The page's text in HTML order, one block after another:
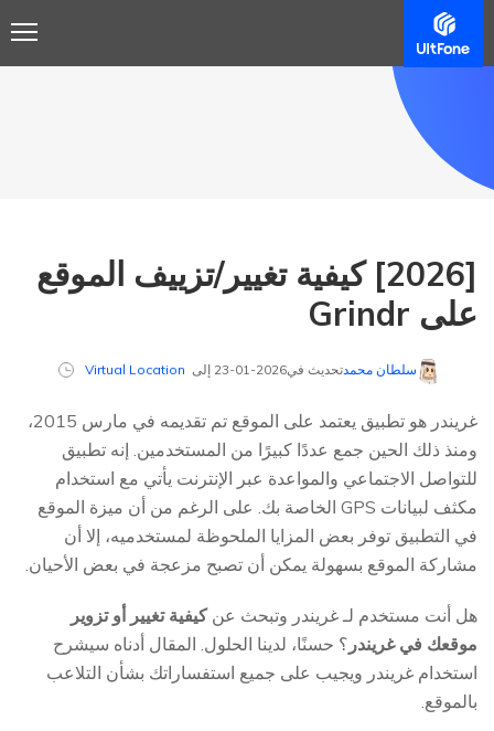
[2026] كيفية تغيير/تزييف الموقع
على Grindr
سلطان محمدتحديث في2026-01-23 إلى Virtual Location
غريندر هو تطبيق يعتمد على الموقع تم تقديمه في مارس 2015،
ومنذ ذلك الحين جمع عددًا كبيرًا من المستخدمين. إنه تطبيق
للتواصل الاجتماعي والمواعدة عبر الإنترنت يأتي مع استخدام
مكثف لبيانات GPS الخاصة بك. على الرغم من أن ميزة الموقع
في التطبيق توفر بعض المزايا الملحوظة لمستخدميه، إلا أن
مشاركة الموقع بسهولة يمكن أن تصبح مزعجة في بعض الأحيان.
هل أنت مستخدم لـ غريندر وتبحث عنكيفية تغيير أو تزوير
موقعك في غريندر ؟ حسنًا، لدينا الحلول. المقال أدناه سيشرح
استخدام غريندر ويجيب على جميع استفساراتك بشأن التلاعب
بالموقع.